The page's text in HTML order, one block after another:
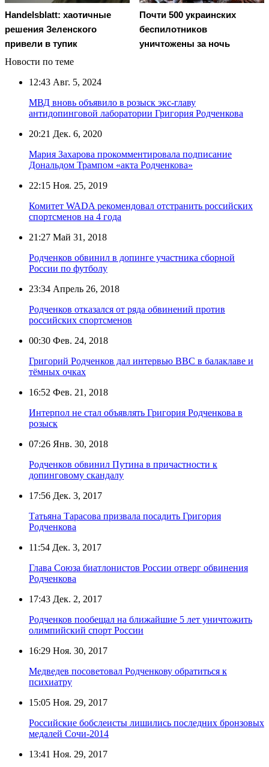
Handelsblatt: хаотичные
решения Зеленского
привели в тупик
Почти 500 украинских
беспилотников
уничтожены за ночь
Новости по теме
12:43 Авг. 5, 2024
МВД вновь объявило в розыск экс-главу
антидопинговой лаборатории Григория Родченкова
20:21 Дек. 6, 2020
Мария Захарова прокомментировала подписание
Дональдом Трампом «акта Родченкова»
22:15 Ноя. 25, 2019
Комитет WADA рекомендовал отстранить российских
спортсменов на 4 года
21:27 Май 31, 2018
Родченков обвинил в допинге участника сборной
России по футболу
23:34 Апрель 26, 2018
Родченков отказался от ряда обвинений против
российских спортсменов
00:30 Фев. 24, 2018
Григорий Родченков дал интервью ВВС в балаклаве и
тёмных очках
16:52 Фев. 21, 2018
Интерпол не стал объявлять Григория Родченкова в
розыск
07:26 Янв. 30, 2018
Родченков обвинил Путина в причастности к
допинговому скандалу
17:56 Дек. 3, 2017
Татьяна Тарасова призвала посадить Григория
Родченкова
11:54 Дек. 3, 2017
Глава Союза биатлонистов России отверг обвинения
Родченкова
17:43 Дек. 2, 2017
Родченков пообещал на ближайшие 5 лет уничтожить
олимпийский спорт России
16:29 Ноя. 30, 2017
Медведев посоветовал Родченкову обратиться к
психиатру
15:05 Ноя. 29, 2017
Российские бобслеисты лишились последних бронзовых
медалей Сочи-2014
13:41 Ноя. 29, 2017